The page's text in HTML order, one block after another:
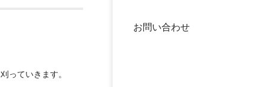
お問い合わせ
っていきます。